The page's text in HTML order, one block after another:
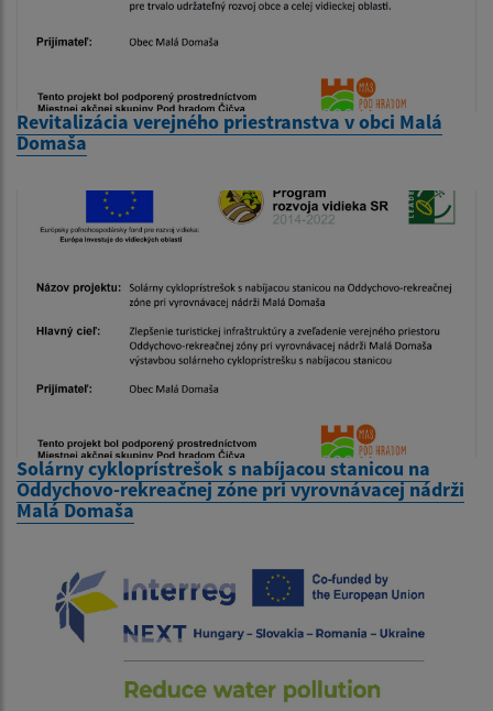
Revitalizácia verejného priestranstva v obci Malá
Domaša
Solárny cykloprístrešok s nabíjacou stanicou na
Oddychovo-rekreačnej zóne pri vyrovnávacej nádrži
Malá Domaša